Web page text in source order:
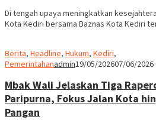
Di tengah upaya meningkatkan
Kota Kediri bersama Baznas Kota Kediri
Berita, Headline, Hukum, Kediri,
Pemerintahanadmin19/05/202607/06/2026
Mbak Wali Jelaskan Tiga
Paripurna, Fokus Jalan Kota
Pangan